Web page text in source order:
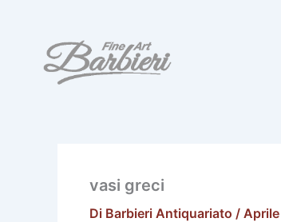
contenuto
vasi greci
Di Barbieri Antiquariato /